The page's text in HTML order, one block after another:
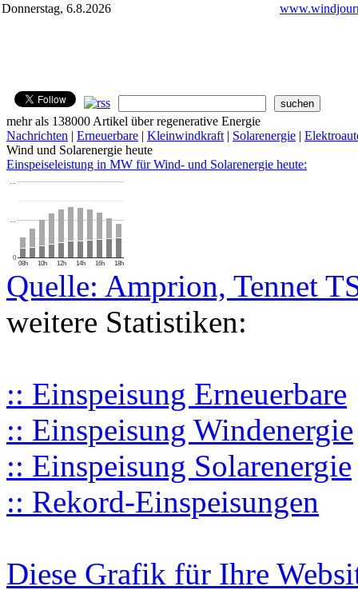
Donnerstag, 6.8.2026
mehr als 138000 Artikel über regenerative Energie
Nachrichten | Erneuerbare | Kleinwindkraft | Solarenergie |
Wind und Solarenergie heute
Einspeiseleistung in MW für Wind- und Solarenergie heute:
08h 10h 12h 14h 16h 18h
0
…
…
Quelle: Amprion, Tennet
weitere Statistiken:
:: Einspeisung Erneuerbare
:: Einspeisung Windenergie
:: Einspeisung Solarenergie
:: Rekord-Einspeisungen
Diese Grafik für Ihre